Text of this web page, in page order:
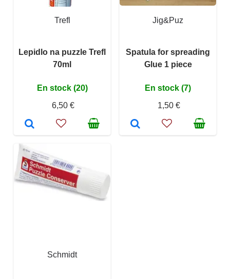
Trefl
Lepidlo na puzzle Trefl
70ml
En stock (20)
6,50 €
Jig&Puz
Spatula for spreading
Glue 1 piece
En stock (7)
1,50 €
Schmidt